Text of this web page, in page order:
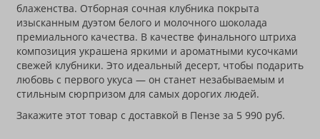
блаженства. Отборная сочная клубника покрыта
изысканным дуэтом белого и молочного шоколада
премиального качества. В качестве финального штриха
композиция украшена яркими и ароматными кусочками
свежей клубники. Это идеальный десерт, чтобы подарить
любовь с первого укуса — он станет незабываемым и
стильным сюрпризом для самых дорогих людей.
Закажите этот товар с доставкой в Пензе за 5 990 руб.